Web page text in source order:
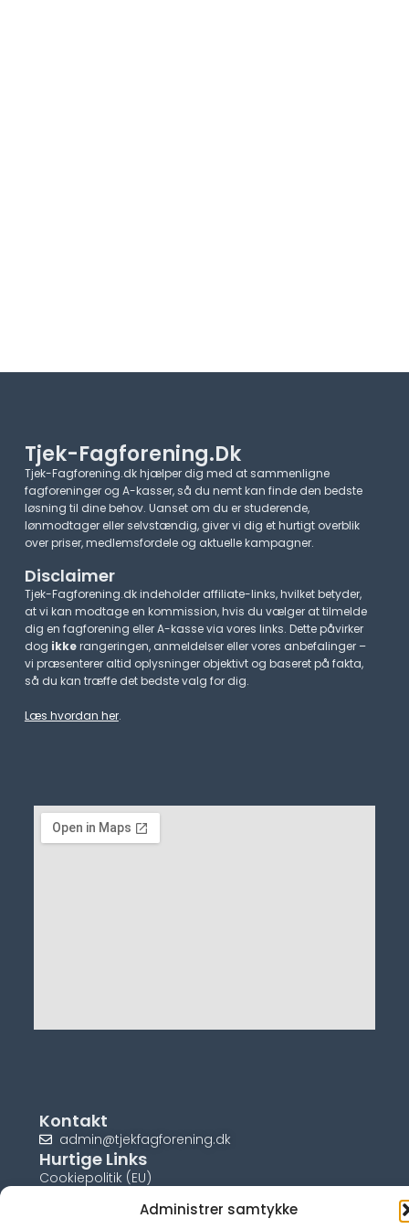
Administrer samtykke
Tjek-Fagforening.dk
Tjek-Fagforening.dk hjælper dig med at sammenligne
fagforeninger og A-kasser, så du nemt kan finde den bedste
løsning til dine behov. Uanset om du er studerende,
lønmodtager eller selvstændig, giver vi dig et hurtigt overblik
over priser, medlemsfordele og aktuelle kampagner.​
Disclaimer
Tjek-Fagforening.dk indeholder affiliate-links, hvilket betyder,
at vi kan modtage en kommission, hvis du vælger at tilmelde
dig en fagforening eller A-kasse via vores links. Dette påvirker
dog ikkerangeringen, anmeldelser eller vores anbefalinger –
vi præsenterer altid oplysninger objektivt og baseret på fakta,
så du kan træffe det bedste valg for dig.
Læs hvordan her.
Kontakt
admin@tjekfagforening.dk
Hurtige Links
Cookiepolitik (EU)